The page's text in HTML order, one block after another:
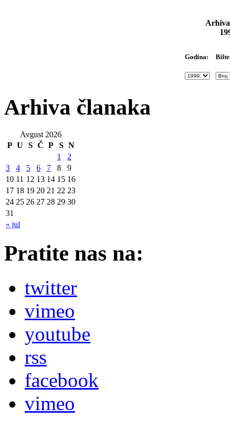
Godina:
Arhiva članaka
Avgust 2026
P U S Č P S N
« jul
1
2
3
4 5 6 7 8
9
10 11 12 13 14 15 16
17 18 19 20 21 22 23
24 25 26 27 28 29 30
31
Pratite nas na:
twitter
vimeo
youtube
rss
facebook
vimeo